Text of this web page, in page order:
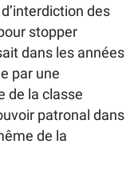
des
stopper
dans les années
par une
de la classe
patronal dans
de la